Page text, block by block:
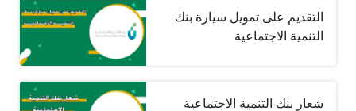
التقديم على تمويل سيارة بنك
التنمية الاجتماعية
شعار بنك التنمية الاجتماعية